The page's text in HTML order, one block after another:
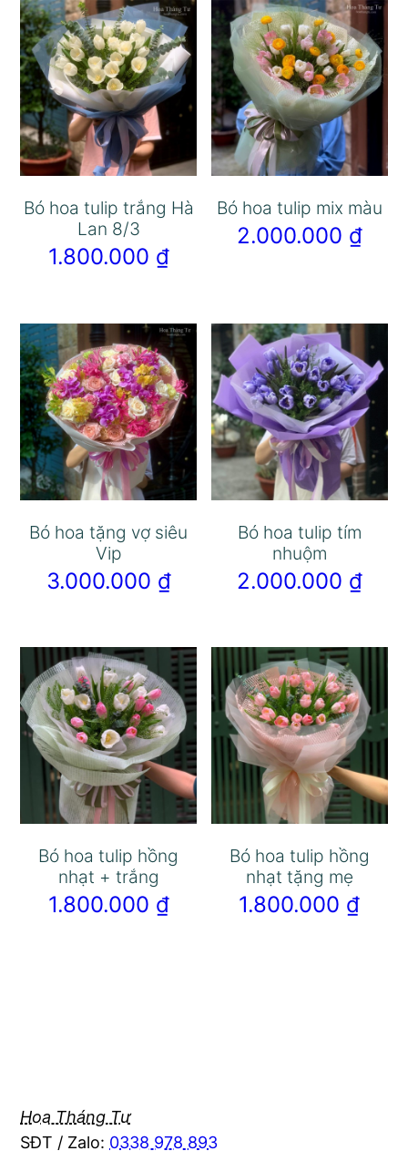
Bó hoa tulip trắng Hà
Lan 8/3
1.800.000 ₫
Bó hoa tulip mix màu
2.000.000 ₫
Bó hoa tặng vợ siêu
Vip
3.000.000 ₫
Bó hoa tulip tím
nhuộm
2.000.000 ₫
Bó hoa tulip hồng
nhạt + trắng
1.800.000 ₫
Bó hoa tulip hồng
nhạt tặng mẹ
1.800.000 ₫
Hoa Tháng Tư
SĐT / Zalo: 0338 978 893